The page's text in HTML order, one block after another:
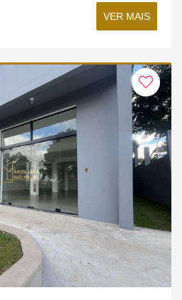
VER MAIS